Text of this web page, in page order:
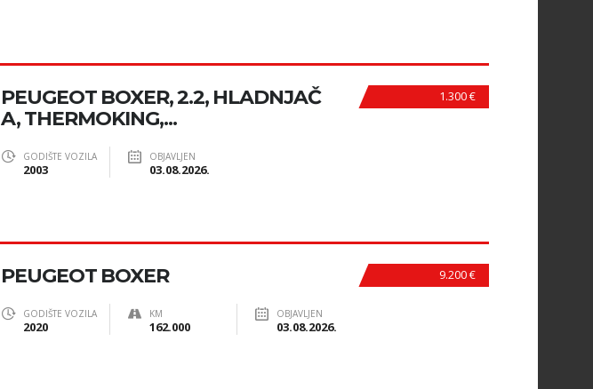
1.300 €
PEUGEOT BOXER, 2.2, HLADNJAČ
A, THERMOKING,...
GODIŠTE VOZILA
2003
OBJAVLJEN
03.08.2026.
9.200 €
PEUGEOT BOXER
GODIŠTE VOZILA
2020
KM
162.000
OBJAVLJEN
03.08.2026.